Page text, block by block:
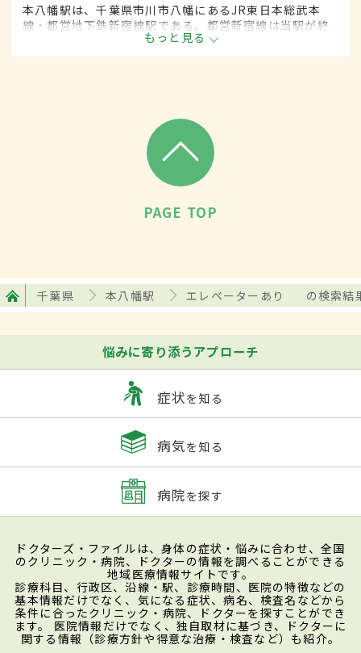
本八幡駅は、千葉県市川市八幡にあるJR東日本総武本
線・都営地下鉄新宿線駅である。都営新宿線は当駅が終
着駅であり、かつJR総武本線との接続駅となっている。
周辺には金融機関・行政機関・商業施設が立ち並び、多
もっと見る
PAGE TOP
千葉県 本八幡駅 エレベーターあり の検索結
悩みに寄り添うアプローチ
症状を知る
病気を知る
病院を探す
ドクターズ・ファイルは、身体の症状・悩みに合わせ、全国
のクリニック・病院、ドクターの情報を調べることができる
地域医療情報サイトです。
診療科目、行政区、沿線・駅、診療時間、医院の特徴などの
基本情報だけでなく、気になる症状、病名、検査名などから
条件に合ったクリニック・病院、ドクターを探すことができ
ます。 医院情報だけでなく、独自取材に基づき、ドクターに
関する情報（診療方針や得意な治療・検査など）も紹介。